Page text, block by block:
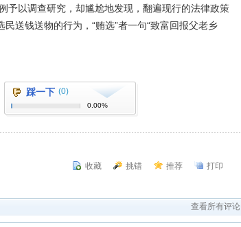
予以调查研究，却尴尬地发现，翻遍现行的法律政策
送钱送物的行为，“贿选”者一句“致富回报父老乡
踩一下 (0)
0.00%
收藏 挑错 推荐 打印
查看所有评论